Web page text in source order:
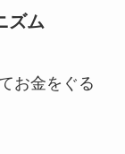
ズム
お金をぐる